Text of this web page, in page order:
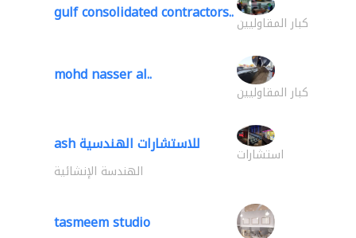
gulf consolidated contractors..كبار المقاوليين
mohd nasser al..
كبار المقاوليين
ash للاستشارات الهندسية استشارات
الهندسة الإنشائية
tasmeem studio